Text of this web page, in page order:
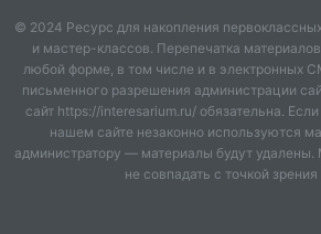
количество игроков. Также можно
формате соревнования, где
за звание лучшего создателя
© 2024 Ресурс для накопления
и мастер-классов. Перепечатка
любой форме, в том числе и в электронных
письменного разрешения администрации
сайт https://interesarium.ru/ обязательна.
нашем сайте незаконно используются
администратору — материалы будут
не совпадать с точкой зрения